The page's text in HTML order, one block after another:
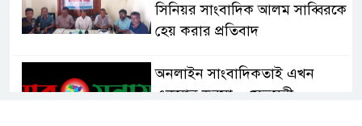
সিনিয়র সাংবাদিক আলম সাব্বিরকে
হেয় করার প্রতিবাদ
অনলাইন সাংবাদিকতাই এখন
একমাত্র ভরসা – সেতুমন্ত্রী